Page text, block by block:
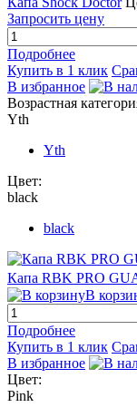
Запросить цену
Подробнее
Купить в 1 клик
В избранное
Возрастная
Yth
Yth
Цвет:
black
black
Капа RBK PRO
В
Подробнее
Купить в 1 клик
В избранное
Цвет:
Pink